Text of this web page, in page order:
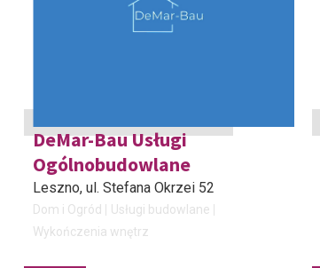
DeMar-Bau Usługi
Ogólnobudowlane
Leszno, ul. Stefana Okrzei 52
Dom i Ogród
Usługi budowlane
Wykończenia wnętrz